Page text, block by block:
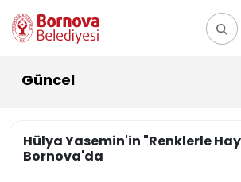
Güncel
Hülya Yasemin'in "Renklerle
Bornova'da